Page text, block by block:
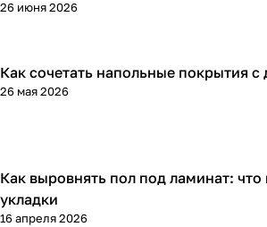
26 июня 2026
Напольные покрытия
Как сочетать напольные покрытия с
26 мая 2026
Напольные покрытия
Как выровнять пол под ламинат: что
укладки
16 апреля 2026